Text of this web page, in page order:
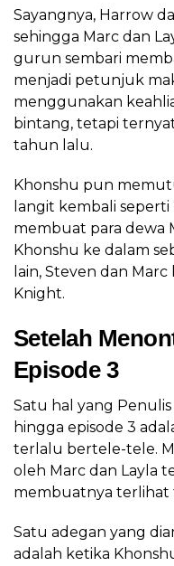
Sayangnya, Harrow
sehingga Marc dan
gurun sembari
menjadi petunjuk
menggunakan
bintang, tetapi
tahun lalu.
Khonshu pun
langit kembali
membuat para dewa
Khonshu ke dalam
lain, Steven dan
Knight.
Setelah
Episode 3
Satu hal yang Penulis
hingga episode 3
terlalu bertele-tele.
oleh Marc dan Layla
membuatnya
Satu adegan yang
adalah ketika